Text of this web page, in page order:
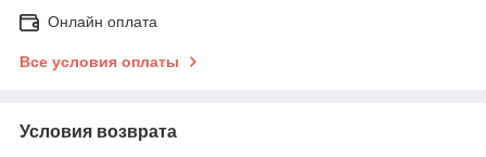
Онлайн оплата
Все условия оплаты
Условия возврата